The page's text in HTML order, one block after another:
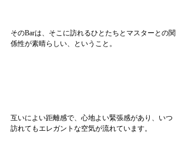
そのBarは、そこに訪れるひとたちとマスターとの関
係性が素晴らしい、ということ。
互いによい距離感で、心地よい緊張感があり、いつ
訪れてもエレガントな空気が流れています。